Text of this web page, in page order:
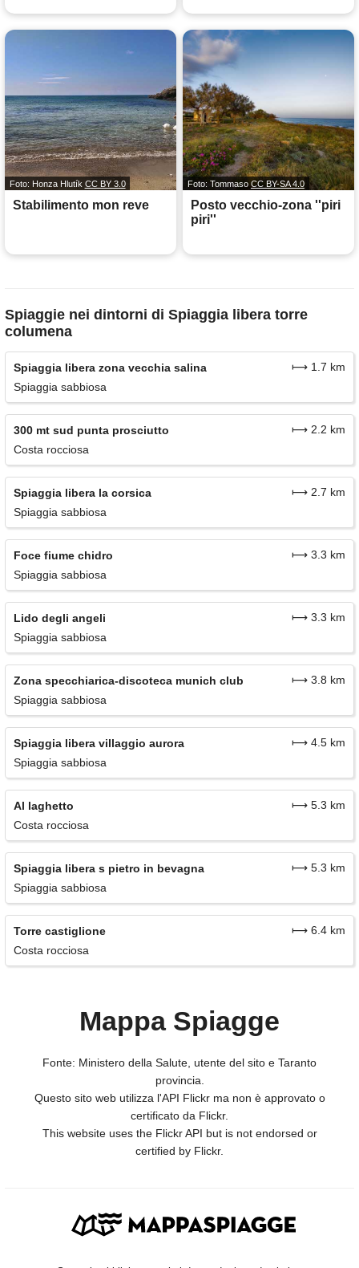
Foto: Honza Hlutík CC BY 3.0
Stabilimento mon reve
Foto: Tommaso CC BY-SA 4.0
Posto vecchio-zona ''piri
piri''
Spiaggie nei dintorni di Spiaggia libera torre
columena
Spiaggia libera zona vecchia salina
⟼ 1.7 km
Spiaggia sabbiosa
300 mt sud punta prosciutto
⟼ 2.2 km
Costa rocciosa
Spiaggia libera la corsica
⟼ 2.7 km
Spiaggia sabbiosa
Foce fiume chidro
⟼ 3.3 km
Spiaggia sabbiosa
Lido degli angeli
⟼ 3.3 km
Spiaggia sabbiosa
Zona specchiarica-discoteca munich club
⟼ 3.8 km
Spiaggia sabbiosa
Spiaggia libera villaggio aurora
⟼ 4.5 km
Spiaggia sabbiosa
Al laghetto
⟼ 5.3 km
Costa rocciosa
Spiaggia libera s pietro in bevagna
⟼ 5.3 km
Spiaggia sabbiosa
Torre castiglione
⟼ 6.4 km
Costa rocciosa
Mappa Spiagge
Fonte: Ministero della Salute, utente del sito e Taranto
provincia.
Questo sito web utilizza l'API Flickr ma non è approvato o
certificato da Flickr.
This website uses the Flickr API but is not endorsed or
certified by Flickr.